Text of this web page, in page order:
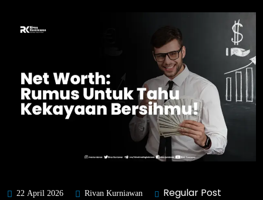
22 April 2026 Rivan Kurniawan Regular Post